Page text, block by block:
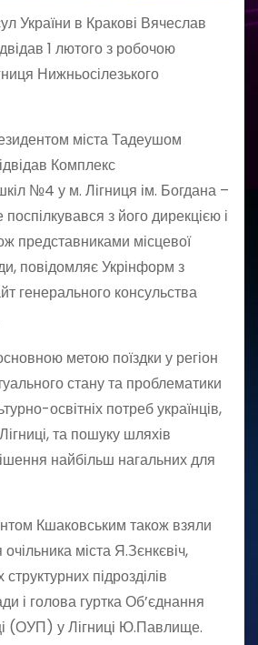
України в Кракові Вячеслав
1 лютого з робочою
Нижньосілезького
міста Тадеушом
Комплекс
№4 у м. Лігниця ім. Богдана –
з його дирекцією і
представниками місцевої
повідомляє Укрінформ з
генерального консульства
метою поїздки у регіон
стану та проблематики
освітніх потреб українців,
та пошуку шляхів
найбільш нагальних для
Кшаковським також взяли
міста Я.Зєнкєвіч,
підрозділів
і голова гуртка Об’єднання
(ОУП) у Лігниці Ю.Павлище.